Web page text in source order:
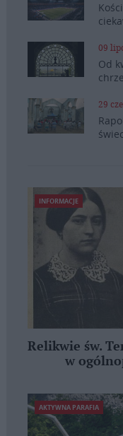
09
Od
29
INFORMACJE
Relikwie św.
w
AKTYWNA PARAFIA